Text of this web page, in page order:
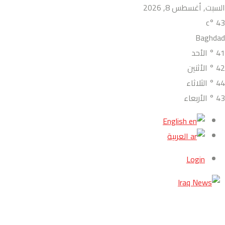
السبت, أغسطس 8, 2026
43
°c
Baghdad
41
° الأحد
42
° الأثنين
44
° الثلاثاء
43
° الأربعاء
English
العربية
Login